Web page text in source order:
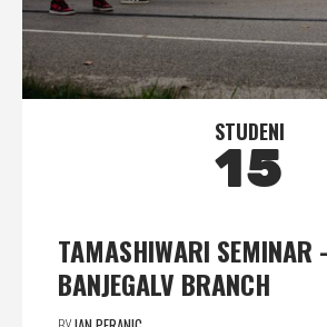
STUDENI
15
TAMASHIWARI SEMINAR
BANJEGALV BRANCH